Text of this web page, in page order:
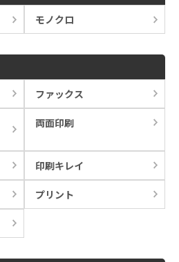
モノクロ
ファックス
両面印刷
印刷キレイ
プリント